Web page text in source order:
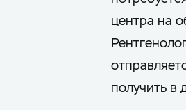
центра на
получить в